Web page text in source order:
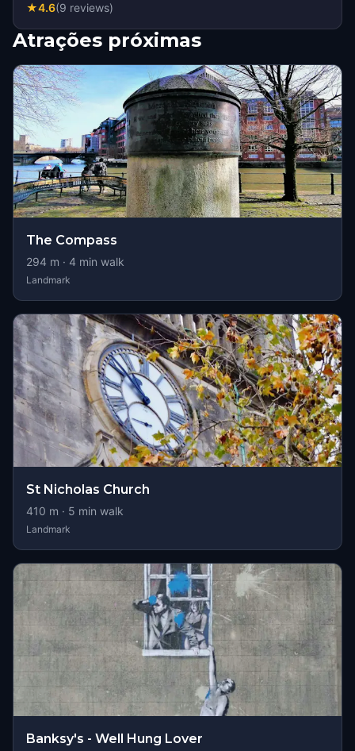
★4.6(9 reviews)
Atrações próximas
The Compass
294 m · 4 min walk
Landmark
St Nicholas Church
410 m · 5 min walk
Landmark
Banksy's - Well Hung Lover